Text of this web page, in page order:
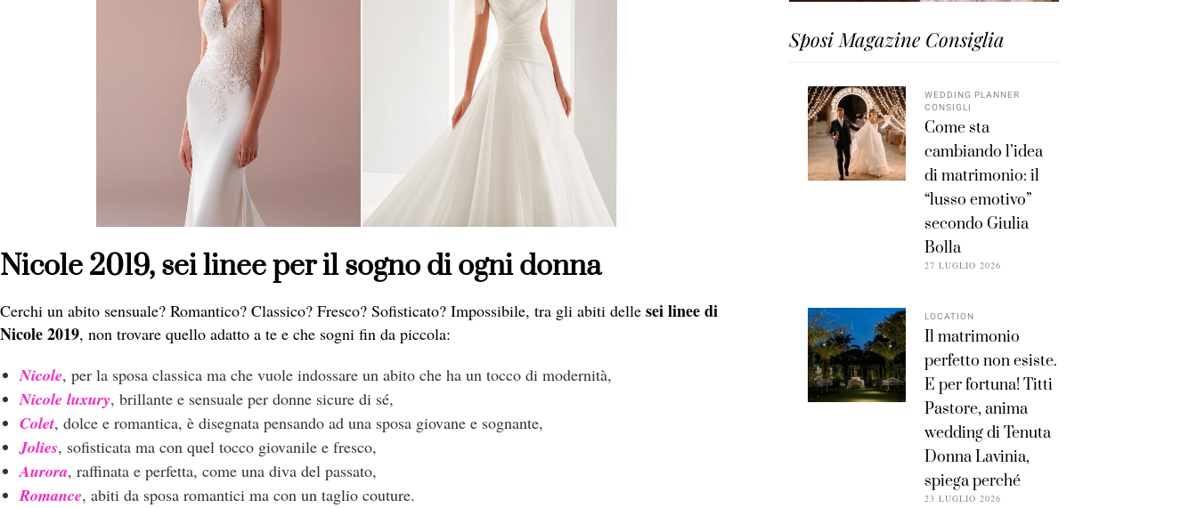
Nicole 2019, sei linee per il sogno di ogni donna
Cerchi un abito sensuale? Romantico? Classico? Fresco? Sofisticato? Impossibile, tra gli abiti delle sei linee di
Nicole 2019, non trovare quello adatto a te e che sogni fin da piccola:
Nicole, per la sposa classica ma che vuole indossare un abito che ha un tocco di modernità,
Nicole luxury, brillante e sensuale per donne sicure di sé,
Colet, dolce e romantica, è disegnata pensando ad una sposa giovane e sognante,
Jolies, sofisticata ma con quel tocco giovanile e fresco,
Aurora, raffinata e perfetta, come una diva del passato,
Romance, abiti da sposa romantici ma con un taglio couture.
Sposi Magazine Consiglia
WEDDING PLANNER
CONSIGLI
Come sta
cambiando l’idea
di matrimonio: il
“lusso emotivo”
secondo Giulia
Bolla
27 LUGLIO 2026
LOCATION
Il matrimonio
perfetto non esiste.
E per fortuna! Titti
Pastore, anima
wedding di Tenuta
Donna Lavinia,
spiega perché
23 LUGLIO 2026